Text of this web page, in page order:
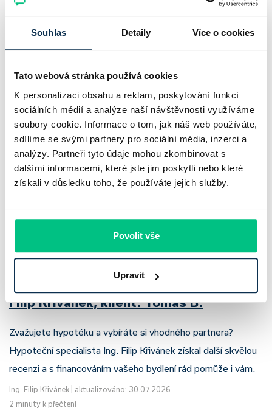
Souhlas Detaily Více o cookies
Tato webová stránka používá cookies
K personalizaci obsahu a reklam, poskytování funkcí
sociálních médií a analýze naší návštěvnosti využíváme
soubory cookie. Informace o tom, jak náš web používáte,
sdílíme se svými partnery pro sociální média, inzerci a
analýzy. Partneři tyto údaje mohou zkombinovat s
dalšími informacemi, které jste jim poskytli nebo které
získali v důsledku toho, že používáte jejich služby.
Povolit vše
Upravit
neznamená slabší banku
Komerční banka nabízí docela plastický obrázek dnešního
klesl zisk na 8,5 miliardy korun, na druhé ale dál výrazně
rostly úvěry a…
Pavel Pohanka |aktualizováno: 31.07.2026
Recenze - hypoteční specialista: Ing.
Filip Křivánek, klient: Tomáš B.
Zvažujete hypotéku a vybíráte si vhodného partnera?
Hypoteční specialista Ing. Filip Křivánek získal další skvělou
recenzi a s financováním vašeho bydlení rád pomůže i vám.
Ing. Filip Křivánek
aktualizováno: 30.07.2026
2 minuty k přečtení